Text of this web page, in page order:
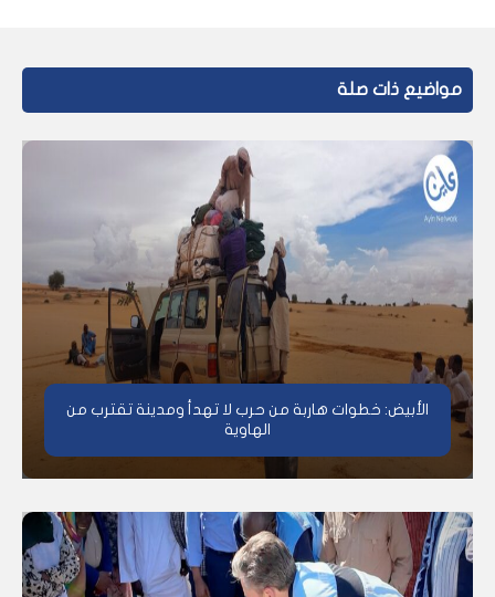
مواضيع ذات صلة
الأبيض: خطوات هاربة من حرب لا تهدأ ومدينة تقترب من
الهاوية